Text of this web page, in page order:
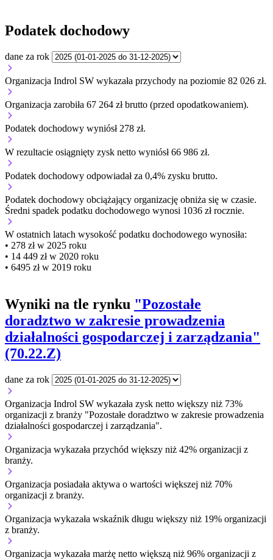
Podatek dochodowy
dane za rok
Organizacja Indrol SW wykazała przychody na poziomie 82 026 zł.
Organizacja zarobiła 67 264 zł brutto (przed opodatkowaniem).
Podatek dochodowy wyniósł 278 zł.
W rezultacie osiągnięty zysk netto wyniósł 66 986 zł.
Podatek dochodowy odpowiadał za 0,4% zysku brutto.
Podatek dochodowy obciążający organizację obniża się w czasie.
Średni spadek podatku dochodowego wynosi 1036 zł rocznie.
W ostatnich latach wysokość podatku dochodowego wynosiła:
• 278 zł w 2025 roku
• 14 449 zł w 2020 roku
• 6495 zł w 2019 roku
Wyniki na tle rynku "Pozostałe
doradztwo w zakresie prowadzenia
działalności gospodarczej i zarządzania"
(70.22.Z)
dane za rok
Organizacja Indrol SW wykazała zysk netto większy niż 73%
organizacji z branży "Pozostałe doradztwo w zakresie prowadzenia
działalności gospodarczej i zarządzania".
Organizacja wykazała przychód większy niż 42% organizacji z
branży.
Organizacja posiadała aktywa o wartości większej niż 70%
organizacji z branży.
Organizacja wykazała wskaźnik długu większy niż 19% organizacji
z branży.
Organizacja wykazała marżę netto większą niż 96% organizacji z